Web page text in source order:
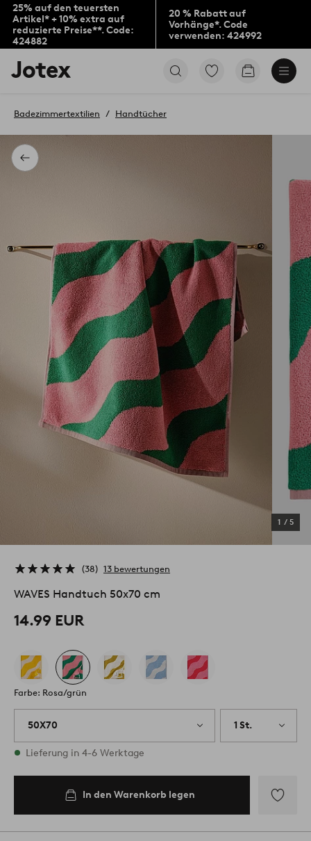
25% auf den teuersten
Artikel* + 10% extra auf
reduzierte Preise**. Code:
424882
20 % Rabatt auf
Vorhänge*. Code
verwenden: 424992
Jotex-
Logo
Startseite
Zu
Produkten
Zum
Zurück
Badezimmertextilien Handtücher
1 / 5
38 13 bewertungen
WAVES Handtuch 50x70 cm
14.99 EUR
Farbe: Rosa/grün
50X70 1 St.
Vorrätig
Lieferung in 4-6 Werktage
In den Warenkorb legen
Favoriten